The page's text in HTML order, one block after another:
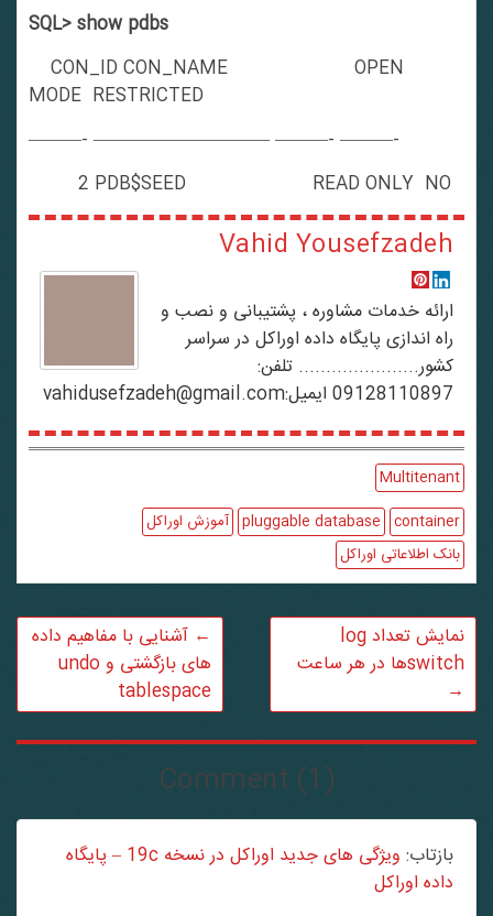
SQL> show pdbs
CON_ID CON_NAME OPEN
MODE RESTRICTED
———- —————————— ———- ———-
2 PDB$SEED READ ONLY NO
Vahid Yousefzadeh
ارائه خدمات مشاوره ، پشتیبانی و نصب و
راه اندازی پایگاه داده اوراکل در سراسر
کشور...................... تلفن:
09128110897 ایمیل:vahidusefzadeh@gmail.com
Multitenant
container
pluggable database آموزش اوراکل
بانک اطلاعاتی اوراکل
آشنایی با مفاهیم داده
های بازگشتی و undo
tablespace
نمایش تعداد log
switchها در هر ساعت
Comment (1)
بازتاب:
ویژگی های جدید اوراکل در نسخه 19c – پایگاه
داده اوراکل